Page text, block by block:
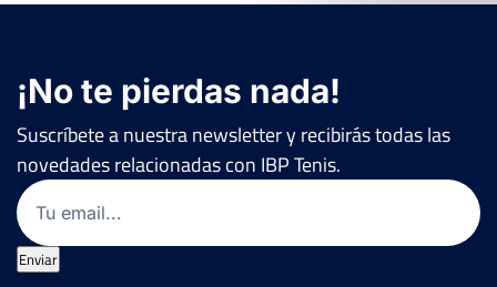
¡No te pierdas nada!
Suscríbete a nuestra newsletter y recibirás todas las
novedades relacionadas con IBP Tenis.
Email
Enviar